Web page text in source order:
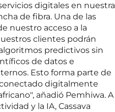
digitales en nuestra
de fibra. Una de las
nuestro acceso a la
clientes podrán
predictivos sin
de datos e
Esto forma parte de
digitalmente
añadió Pemhiwa. A
y la IA, Cassava